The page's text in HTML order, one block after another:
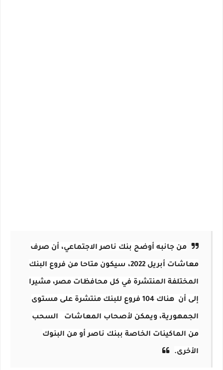
من جانبه أوضح بنك ناصر الاجتماعي، أن صرف
معاشات أبريل 2022، سيكون متاحا من فروع البنك
المختلفة المنتشرة في كل محافظات مصر، مشيرا
إلى أن هناك 104 فروع للبنك منتشرة على مستوى
الجمهورية، ويمكن لأصحاب المعاشات السحب
من الماكينات الخاصة ببنك ناصر أو من البنوك
الأخرى.